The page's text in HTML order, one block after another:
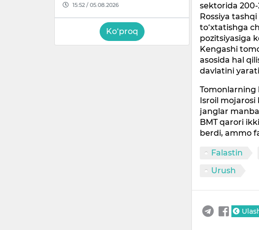
15:52 / 05.08.2026
Ko‘proq
sektorida
Rossiya
to‘xtatishga
pozitsiyasiga
Kengashi
asosida hal
davlatini
Tomonlarning
Isroil mojarosi
janglar
BMT qarori
berdi, ammo
Falastin
Urush